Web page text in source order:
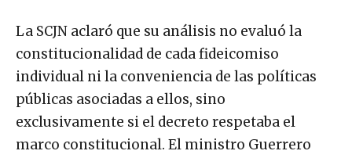
La SCJN aclaró que su análisis no evaluó la
constitucionalidad de cada fideicomiso
individual ni la conveniencia de las políticas
públicas asociadas a ellos, sino
exclusivamente si el decreto respetaba el
marco constitucional. El ministro Guerrero